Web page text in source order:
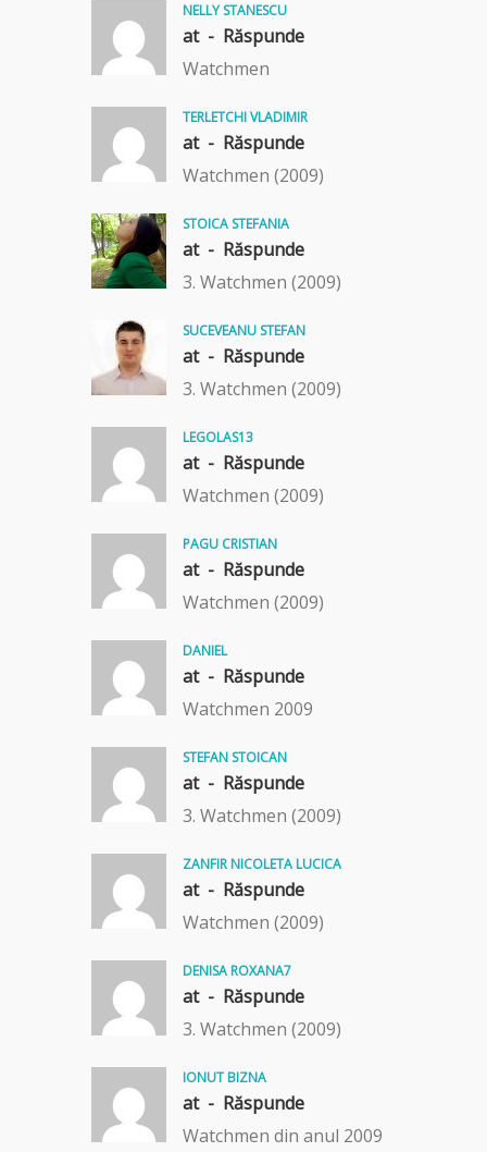
NELLY STANESCU
at - Răspunde
Watchmen
TERLETCHI VLADIMIR
at - Răspunde
Watchmen (2009)
STOICA STEFANIA
at - Răspunde
3. Watchmen (2009)
SUCEVEANU STEFAN
at - Răspunde
3. Watchmen (2009)
LEGOLAS13
at - Răspunde
Watchmen (2009)
PAGU CRISTIAN
at - Răspunde
Watchmen (2009)
DANIEL
at - Răspunde
Watchmen 2009
STEFAN STOICAN
at - Răspunde
3. Watchmen (2009)
ZANFIR NICOLETA LUCICA
at - Răspunde
Watchmen (2009)
DENISA ROXANA7
at - Răspunde
3. Watchmen (2009)
IONUT BIZNA
at - Răspunde
Watchmen din anul 2009